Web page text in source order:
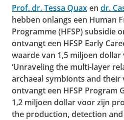
Prof. dr. Tessa Quaxen dr.
hebben onlangs een Human
Programme (HFSP) subsidie
ontvangt een HFSP Early
waarde van 1,5 miljoen
‘Unraveling the multi-layer
archaeal symbionts and their
ontvangt een HFSP Program
1,2 miljoen dollar voor zijn
the production, detection